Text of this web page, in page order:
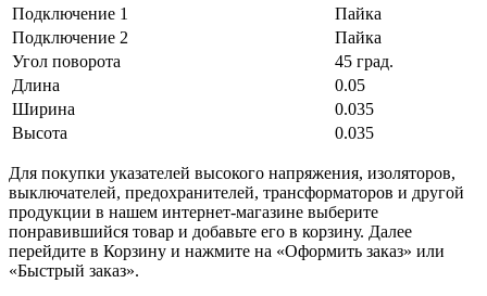
Подключение 1
Пайка
Подключение 2
Пайка
Угол поворота
45 град.
Длина
0.05
Ширина
0.035
Высота
0.035
Для покупки указателей высокого напряжения, изоляторов,
выключателей, предохранителей, трансформаторов и другой
продукции в нашем интернет-магазине выберите
понравившийся товар и добавьте его в корзину. Далее
перейдите в Корзину и нажмите на «Оформить заказ» или
«Быстрый заказ».